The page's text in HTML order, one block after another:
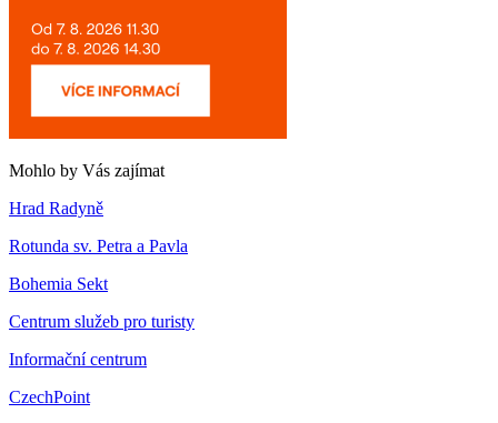
Mohlo by Vás zajímat
Hrad Radyně
Rotunda sv. Petra a Pavla
Bohemia Sekt
Centrum služeb pro turisty
Informační centrum
CzechPoint